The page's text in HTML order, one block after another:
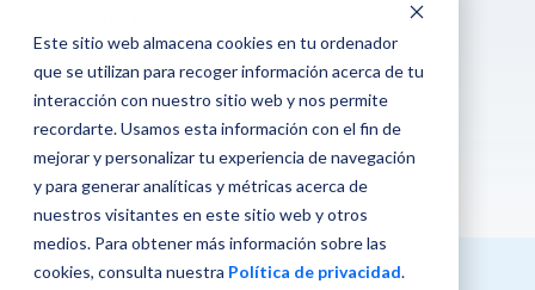
Este sitio web almacena cookies en tu ordenador
que se utilizan para recoger información acerca de tu
interacción con nuestro sitio web y nos permite
recordarte. Usamos esta información con el fin de
mejorar y personalizar tu experiencia de navegación
y para generar analíticas y métricas acerca de
nuestros visitantes en este sitio web y otros
medios. Para obtener más información sobre las
cookies, consulta nuestra Política de privacidad.
Soporte
Soporte
Contáctanos
Centro de ayuda
© 2026 Rindegastos. Todos los derechos reservados